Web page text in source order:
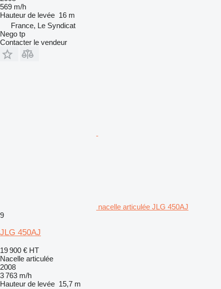
569 m/h
Hauteur de levée 16 m
France, Le Syndicat
Nego tp
Contacter le vendeur
nacelle articulée JLG 450AJ
9
JLG 450AJ
19 900 € HT
Nacelle articulée
2008
3 763 m/h
Hauteur de levée 15,7 m